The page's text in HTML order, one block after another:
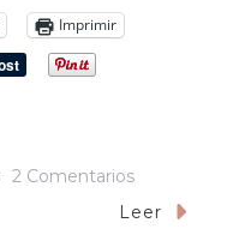
Imprimir
2 ComentariosEn
¿Benditas
Leer